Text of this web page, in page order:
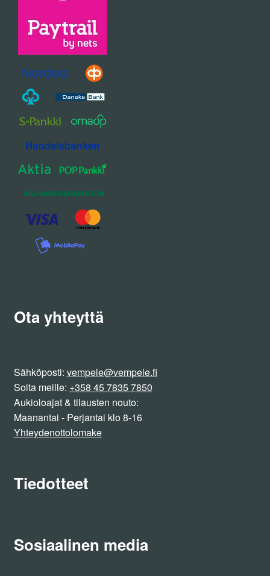
Ota yhteyttä
Sähköposti: vempele@vempele.fi
Soita meille: +358 45 7835 7850
Aukioloajat & tilausten nouto:
Maanantai - Perjantai klo 8-16
Yhteydenottolomake
Tiedotteet
Sosiaalinen media